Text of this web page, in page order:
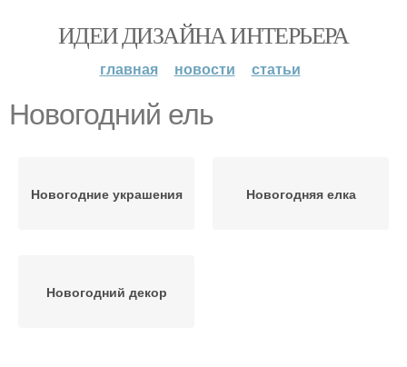
ИДЕИ ДИЗАЙНА ИНТЕРЬЕРА
главная новости статьи
Новогодний ель
Новогодние украшения Новогодняя елка
Новогодний декор